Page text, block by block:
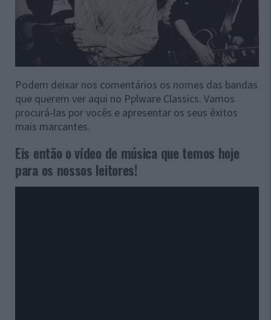
Podem deixar nos comentários os nomes das bandas
que querem ver aqui no Pplware Classics. Vamos
procurá-las por vocês e apresentar os seus êxitos
mais marcantes.
Eis então o vídeo de música que temos hoje
para os nossos leitores!